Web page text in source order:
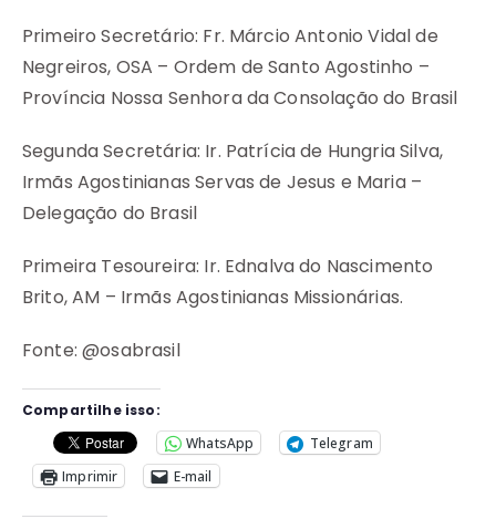
Primeiro Secretário: Fr. Márcio Antonio Vidal de
Negreiros, OSA – Ordem de Santo Agostinho –
Província Nossa Senhora da Consolação do Brasil
Segunda Secretária: Ir. Patrícia de Hungria Silva,
Irmãs Agostinianas Servas de Jesus e Maria –
Delegação do Brasil
Primeira Tesoureira: Ir. Ednalva do Nascimento
Brito, AM – Irmãs Agostinianas Missionárias.
Fonte: @osabrasil
Compartilhe isso:
WhatsApp
Telegram
Imprimir
E-mail